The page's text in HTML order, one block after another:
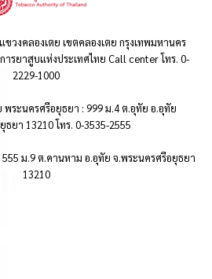
วงคลองเตย เขตคลองเตย กรุงเทพมหานคร
รยาสูบแห่งประเทศไทย Call center โทร. 0-
2229-1000
พระนครศรีอยุธยา : 999 ม.4 ต.อุทัย อ.อุทัย
ธยา 13210 โทร. 0-3535-2555
ม.9 ต.คานหาม อ.อุทัย จ.พระนครศรีอยุธยา
13210